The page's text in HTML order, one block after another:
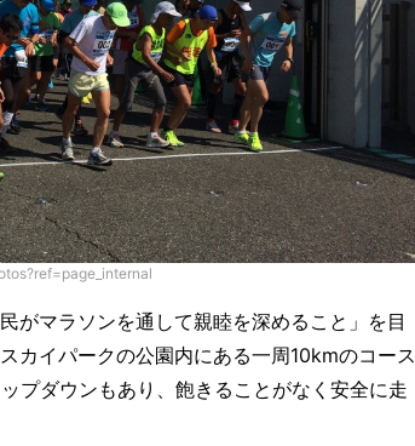
がマラソンを通して親睦を深めること」を目
カイパークの公園内にある一周10kmのコース
プダウンもあり、飽きることがなく安全に走